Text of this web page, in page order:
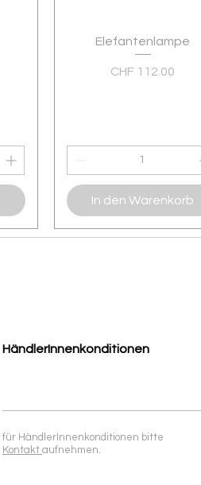
Schnellansicht
Elefantenlampe
Preis
CHF 112.00
In den Warenkorb
HändlerInnenkonditionen
für HändlerInnenkonditionen bitte
Kontakt aufnehmen.